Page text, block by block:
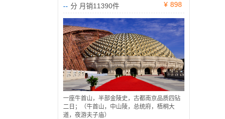
-- 分 月销11390件 ¥ 898
一座牛首山，半部金陵史，古都南京品质四钻
二日；（牛首山，中山陵，总统府，梧桐大
道，夜游夫子庙）